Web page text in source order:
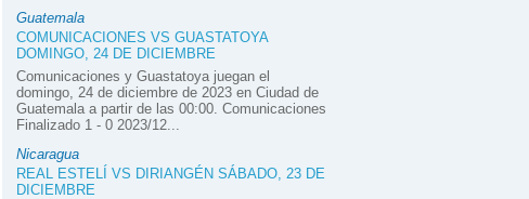
Guatemala
COMUNICACIONES VS GUASTATOYA
DOMINGO, 24 DE DICIEMBRE
Comunicaciones y Guastatoya juegan el
domingo, 24 de diciembre de 2023 en Ciudad de
Guatemala a partir de las 00:00. Comunicaciones
Finalizado 1 - 0 2023/12...
Nicaragua
REAL ESTELÍ VS DIRIANGÉN SÁBADO, 23 DE
DICIEMBRE